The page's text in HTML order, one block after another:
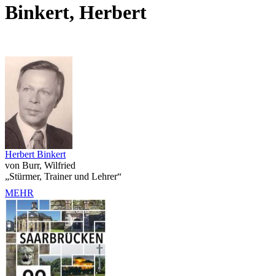
Binkert, Herbert
Herbert Binkert
von Burr, Wilfried
„Stürmer, Trainer und Lehrer“
MEHR